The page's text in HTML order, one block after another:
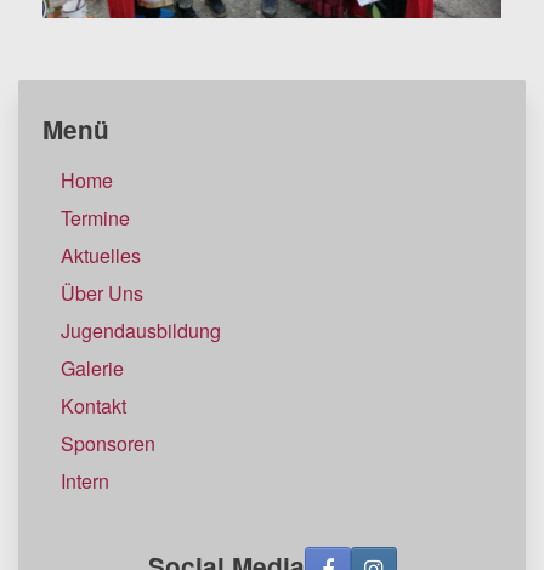
Menü
Home
Termine
Aktuelles
Über Uns
Jugendausbildung
Galerie
Kontakt
Sponsoren
Intern